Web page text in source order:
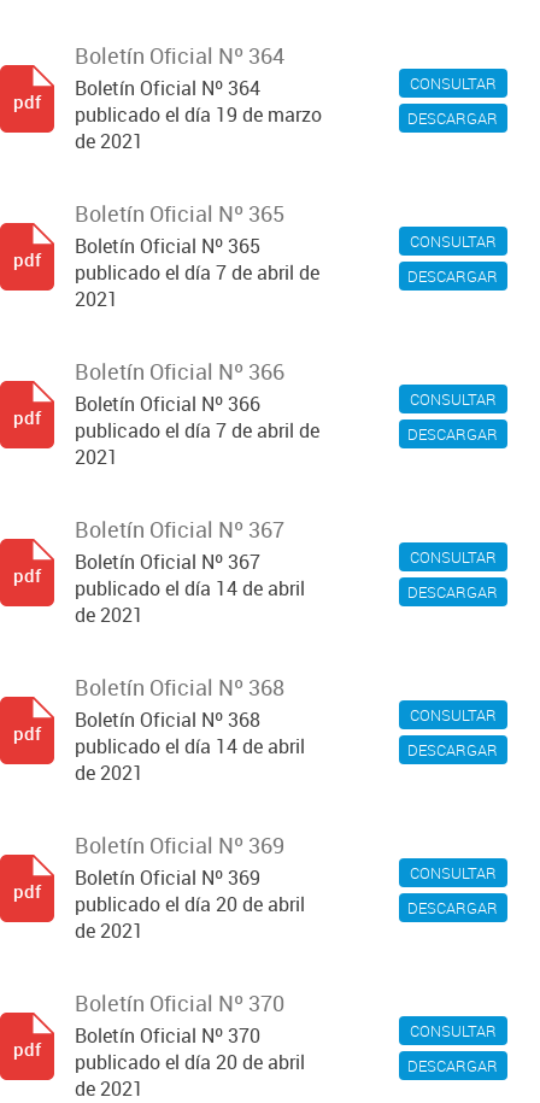
CONSULTAR
DESCARGAR
Boletín Oficial Nº 364
Boletín Oficial Nº 364
publicado el día 19 de marzo
de 2021
pdf
CONSULTAR
DESCARGAR
Boletín Oficial Nº 365
Boletín Oficial Nº 365
publicado el día 7 de abril de
2021
pdf
CONSULTAR
DESCARGAR
Boletín Oficial Nº 366
Boletín Oficial Nº 366
publicado el día 7 de abril de
2021
pdf
CONSULTAR
DESCARGAR
Boletín Oficial Nº 367
Boletín Oficial Nº 367
publicado el día 14 de abril
de 2021
pdf
CONSULTAR
DESCARGAR
Boletín Oficial Nº 368
Boletín Oficial Nº 368
publicado el día 14 de abril
de 2021
pdf
CONSULTAR
DESCARGAR
Boletín Oficial Nº 369
Boletín Oficial Nº 369
publicado el día 20 de abril
de 2021
pdf
CONSULTAR
DESCARGAR
Boletín Oficial Nº 370
Boletín Oficial Nº 370
publicado el día 20 de abril
de 2021
pdf